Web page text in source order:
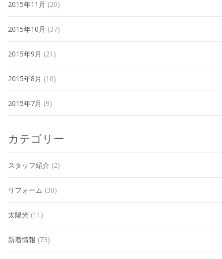
2015年11月 (20)
2015年10月 (37)
2015年9月 (21)
2015年8月 (16)
2015年7月 (9)
カテゴリー
スタッフ紹介 (2)
リフォーム (30)
太陽光 (11)
新着情報 (73)